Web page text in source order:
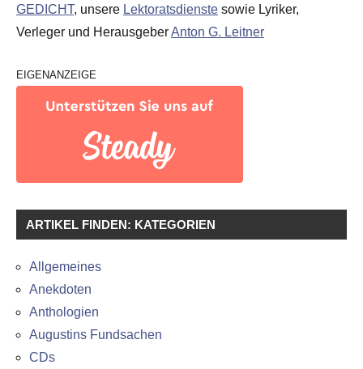
GEDICHT, unsere Lektoratsdienste sowie Lyriker,
Verleger und HerausgeberAnton G. Leitner
EIGENANZEIGE
ARTIKEL FINDEN: KATEGORIEN
Allgemeines
Anekdoten
Anthologien
Augustins Fundsachen
CDs